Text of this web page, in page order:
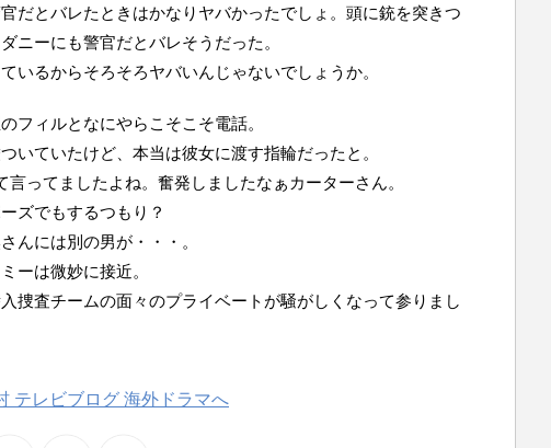
だとバレたときはかなりヤバかったでしょ。頭に銃を突きつ
ニーにも警官だとバレそうだった。
いるからそろそろヤバいんじゃないでしょうか。
フィルとなにやらこそこそ電話。
いていたけど、本当は彼女に渡す指輪だったと。
言ってましたよね。奮発しましたなぁカーターさん。
ズでもするつもり？
んには別の男が・・・。
ーは微妙に接近。
捜査チームの面々のプライベートが騒がしくなって参りまし